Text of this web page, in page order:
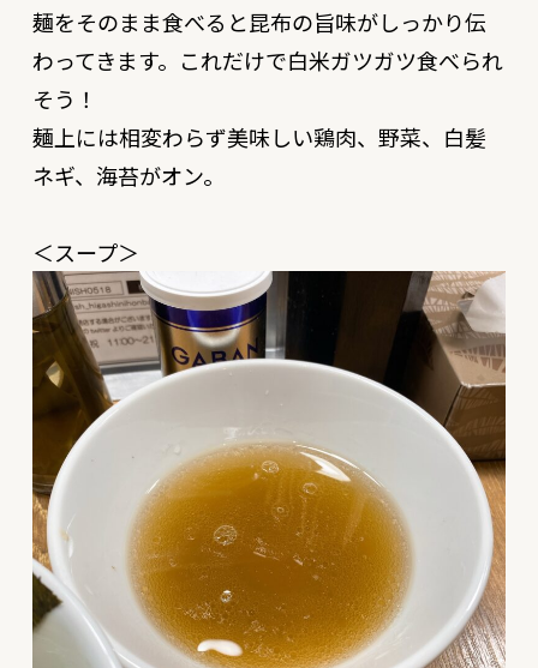
麺をそのまま食べると昆布の旨味がしっかり伝
わってきます。これだけで白米ガツガツ食べられ
そう！
麺上には相変わらず美味しい鶏肉、野菜、白髪
ネギ、海苔がオン。
＜スープ＞